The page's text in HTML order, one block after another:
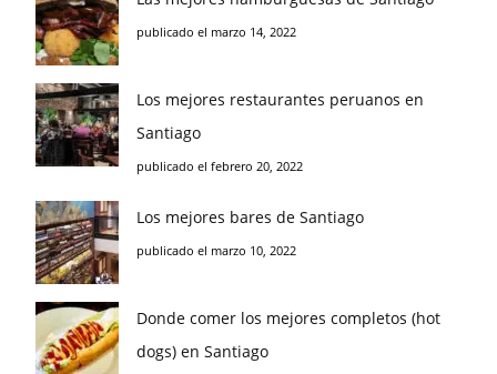
publicado el marzo 14, 2022
Los mejores restaurantes peruanos en
Santiago
publicado el febrero 20, 2022
Los mejores bares de Santiago
publicado el marzo 10, 2022
Donde comer los mejores completos (hot
dogs) en Santiago